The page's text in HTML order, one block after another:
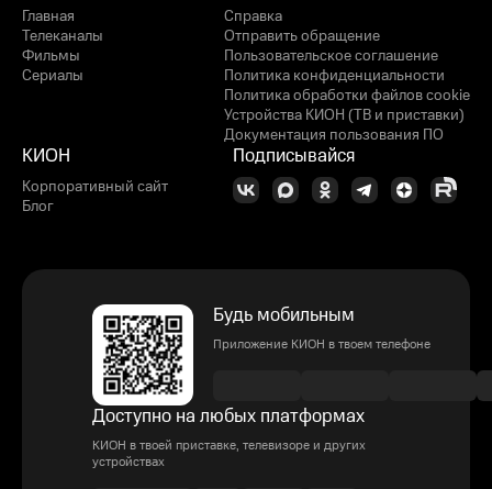
Главная
Телеканалы
Фильмы
Сериалы
Справка
Отправить обращение
Пользовательское соглашение
Политика конфиденциальности
Политика обработки файлов cookie
Устройства КИОН (ТВ и приставки)
Документация пользования ПО
КИОН
Корпоративный сайт
Блог
Подписывайся
Будь мобильным
Приложение КИОН в твоем телефоне
Доступно на любых платформах
КИОН в твоей приставке, телевизоре и других
устройствах